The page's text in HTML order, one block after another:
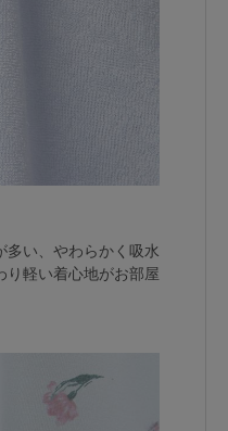
多い、やわらかく吸水
り軽い着心地がお部屋